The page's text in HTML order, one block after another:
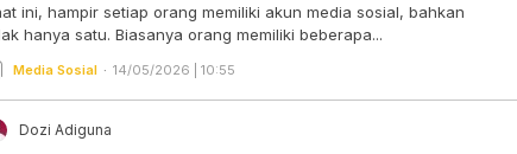
ini, hampir setiap orang memiliki akun media sosial, bahkan
hanya satu. Biasanya orang memiliki beberapa...
Media Sosial 14/05/2026 | 10:55
Dozi Adiguna